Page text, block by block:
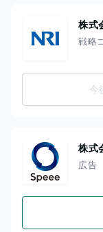
株式
戦略
今
株式
広告